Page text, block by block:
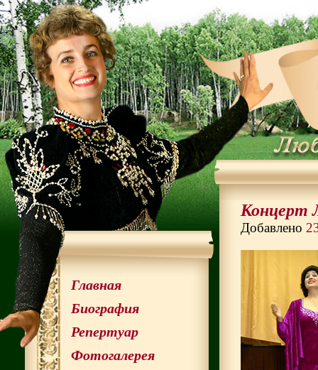
Главная
Биография
Репертуар
Фотогалерея
Концерт
Добавлено